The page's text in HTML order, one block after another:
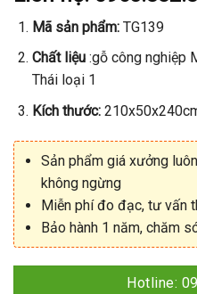
0
sao
Mã sản phẩm: TG139
Chất liệu:gỗ công nghiệp
Thái loại 1
Kích thước:
Sản phẩm giá xưởng
không ngừng
Miễn phí đo đạc, tư vấn
Bảo hành 1 năm, chăm
Hotline: